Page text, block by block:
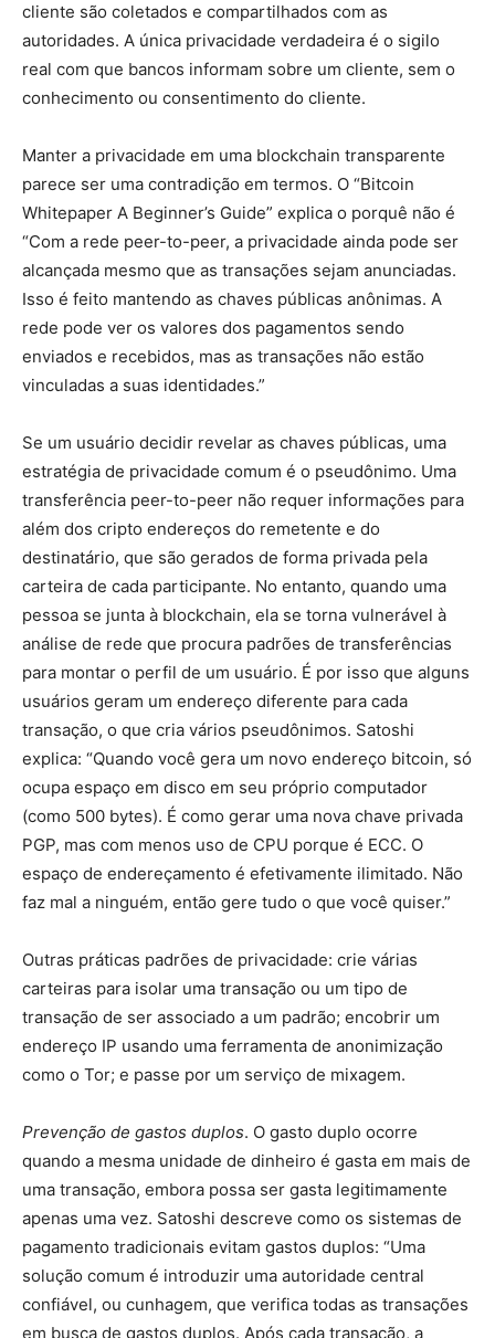
cliente são coletados e compartilhados com as
autoridades. A única privacidade verdadeira é o sigilo
real com que bancos informam sobre um cliente, sem o
conhecimento ou consentimento do cliente.
Manter a privacidade em uma blockchain transparente
parece ser uma contradição em termos. O “Bitcoin
Whitepaper A Beginner’s Guide” explica o porquê não é
“Com a rede peer-to-peer, a privacidade ainda pode ser
alcançada mesmo que as transações sejam anunciadas.
Isso é feito mantendo as chaves públicas anônimas. A
rede pode ver os valores dos pagamentos sendo
enviados e recebidos, mas as transações não estão
vinculadas a suas identidades.”
Se um usuário decidir revelar as chaves públicas, uma
estratégia de privacidade comum é o pseudônimo. Uma
transferência peer-to-peer não requer informações para
além dos cripto endereços do remetente e do
destinatário, que são gerados de forma privada pela
carteira de cada participante. No entanto, quando uma
pessoa se junta à blockchain, ela se torna vulnerável à
análise de rede que procura padrões de transferências
para montar o perfil de um usuário. É por isso que alguns
usuários geram um endereço diferente para cada
transação, o que cria vários pseudônimos. Satoshi
explica: “Quando você gera um novo endereço bitcoin, só
ocupa espaço em disco em seu próprio computador
(como 500 bytes). É como gerar uma nova chave privada
PGP, mas com menos uso de CPU porque é ECC. O
espaço de endereçamento é efetivamente ilimitado. Não
faz mal a ninguém, então gere tudo o que você quiser.”
Outras práticas padrões de privacidade: crie várias
carteiras para isolar uma transação ou um tipo de
transação de ser associado a um padrão; encobrir um
endereço IP usando uma ferramenta de anonimização
como o Tor; e passe por um serviço de mixagem.
Prevenção de gastos duplos. O gasto duplo ocorre
quando a mesma unidade de dinheiro é gasta em mais de
uma transação, embora possa ser gasta legitimamente
apenas uma vez. Satoshi descreve como os sistemas de
pagamento tradicionais evitam gastos duplos: “Uma
solução comum é introduzir uma autoridade central
confiável, ou cunhagem, que verifica todas as transações
em busca de gastos duplos. Após cada transação, a